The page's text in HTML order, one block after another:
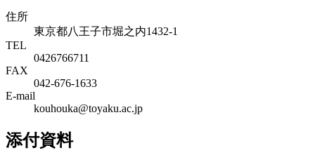
住所
東京都八王子市堀之内1432-1
TEL
0426766711
FAX
042-676-1633
E-mail
kouhouka@toyaku.ac.jp
添付資料